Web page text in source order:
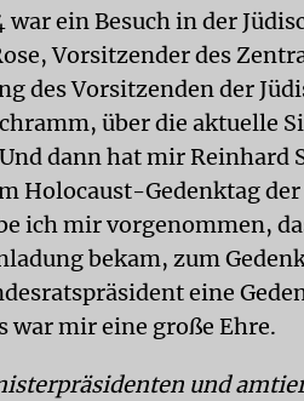
ein Besuch in der
Vorsitzender des
des Vorsitzenden der
über die aktuelle
dann hat mir Reinhard
Holocaust-Gedenktag
ich mir vorgenommen,
bekam, zum
eine
war mir eine große Ehre.
und